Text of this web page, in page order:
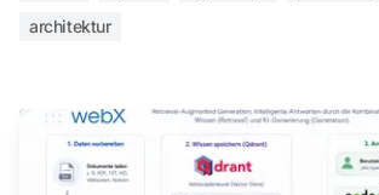
architektur